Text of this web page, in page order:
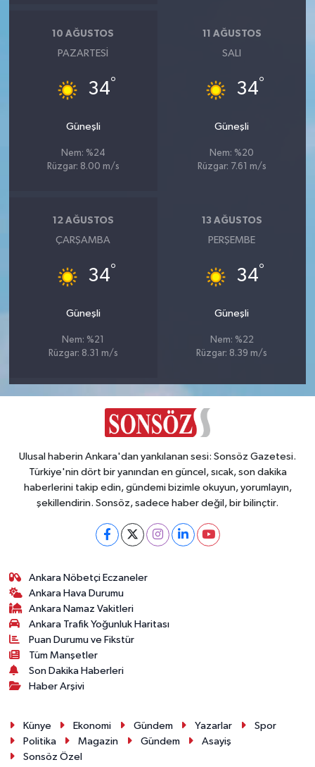
10 AĞUSTOS
PAZARTESI
34°
Güneşli
Nem: %24
Rüzgar: 8.00 m/s
11 AĞUSTOS
SALI
34°
Güneşli
Nem: %20
Rüzgar: 7.61 m/s
12 AĞUSTOS
ÇARŞAMBA
34°
Güneşli
Nem: %21
Rüzgar: 8.31 m/s
13 AĞUSTOS
PERŞEMBE
34°
Güneşli
Nem: %22
Rüzgar: 8.39 m/s
Ulusal haberin Ankara'dan yankılanan sesi: Sonsöz Gazetesi.
Türkiye'nin dört bir yanından en güncel, sıcak, son dakika
haberlerini takip edin, gündemi bizimle okuyun, yorumlayın,
şekillendirin. Sonsöz, sadece haber değil, bir bilinçtir.
Ankara Nöbetçi Eczaneler
Ankara Hava Durumu
Ankara Namaz Vakitleri
Ankara Trafik Yoğunluk Haritası
Puan Durumu ve Fikstür
Tüm Manşetler
Son Dakika Haberleri
Haber Arşivi
Künye Ekonomi Gündem Yazarlar
Spor
Politika
Magazin Gündem
Asayiş
Sonsöz Özel